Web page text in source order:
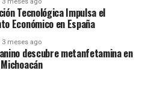
gas en Europa han aumentado
año, lo que ha llevado a un
de electricidad y calefacción
y
Tecnológica Impulsa el
Económico en España
3 meses ago
descubre metanfetamina en